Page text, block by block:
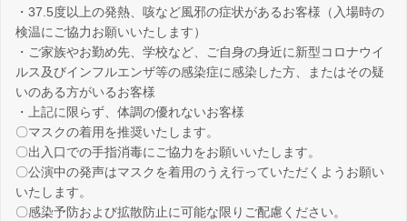
・37.5度以上の発熱、咳など風邪の症状があるお客様（入場時の
検温にご協力お願いいたします）
・ご家族やお勤め先、学校など、ご自身の身近に新型コロナウイ
ルス及びインフルエンザ等の感染症に感染した方、またはその疑
いのある方がいるお客様
・上記に限らず、体調の優れないお客様
〇マスクの着用を推奨いたします。
〇出入口での手指消毒にご協力をお願いいたします。
〇公演中の発声はマスクを着用のうえ行っていただくようお願い
いたします。
〇感染予防および拡散防止に可能な限りご配慮ください。